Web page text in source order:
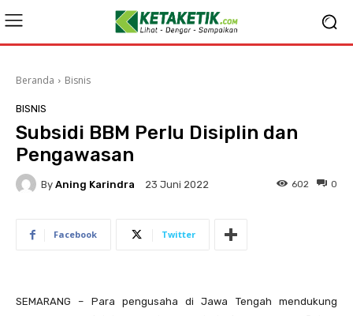
Beranda Bisnis
BISNIS
Subsidi BBM Perlu Disiplin dan
Pengawasan
By Aning Karindra 23 Juni 2022 0
602
Facebook Twitter
SEMARANG – Para pengusaha di Jawa Tengah mendukung